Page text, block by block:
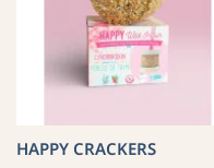
HAPPY CRACKERS